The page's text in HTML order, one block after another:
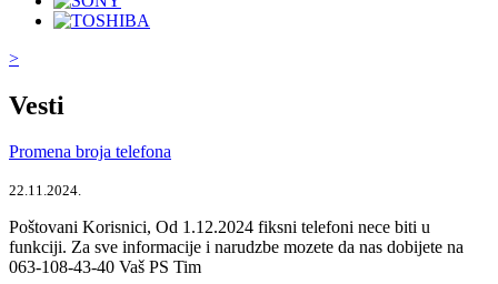
>
Vesti
Promena broja telefona
22.11.2024.
Poštovani Korisnici, Od 1.12.2024 fiksni telefoni nece biti u
funkciji. Za sve informacije i narudzbe mozete da nas dobijete na
063-108-43-40 Vaš PS Tim